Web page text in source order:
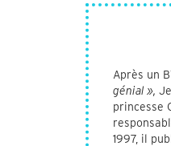
Après un
génial »,
princesse
1997, il